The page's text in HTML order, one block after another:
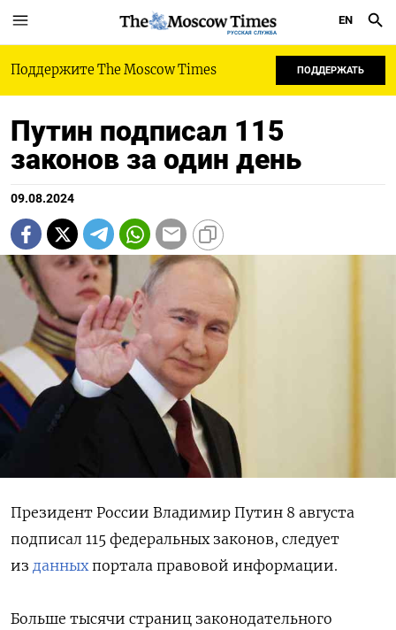
РУССКАЯ СЛУЖБА
EN
Поддержите The Moscow Times ПОДДЕРЖАТЬ
Путин подписал 115
законов за один день
09.08.2024
Президент России Владимир Путин 8 августа
подписал 115 федеральных законов, следует
из данныхпортала правовой информации.
Больше тысячи страниц законодательного